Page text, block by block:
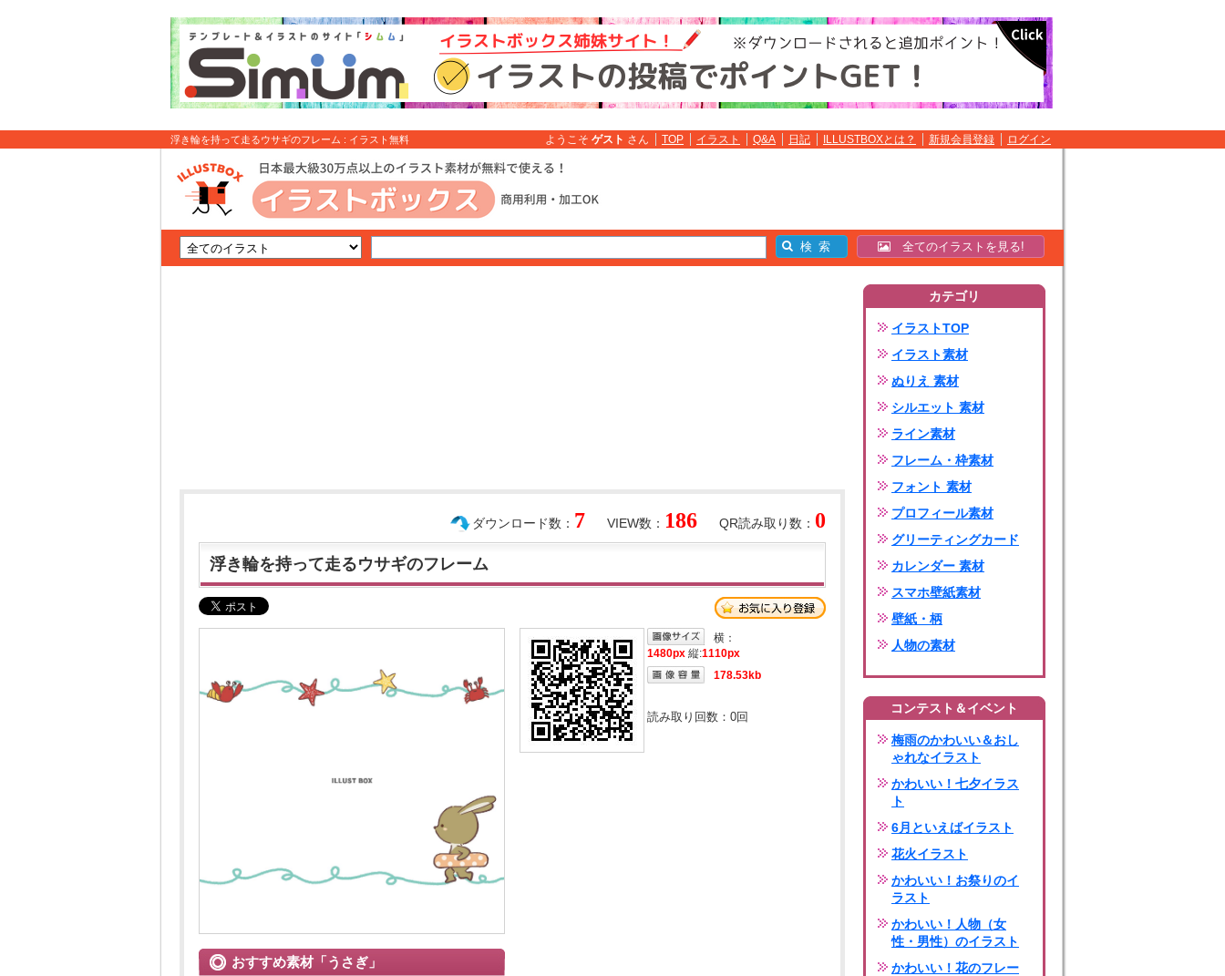
浮き輪を持って走るウサギのフレーム : イラスト無料 ようこそ ゲスト さん TOP イラスト Q&A 日記 ILLUSTBOXとは？ 新規会員登録 ログイン
全てのイラストを見る!
QR読み取り数： 0
VIEW数： 186
ダウンロード数： 7
浮き輪を持って走るウサギのフレーム
おすすめ素材「うさぎ」
横：
1480px 縦:1110px
178.53kb
読み取り回数： 0回
カテゴリ
イラストTOP
イラスト素材
ぬりえ 素材
シルエット 素材
ライン素材
フレーム・枠素材
フォント 素材
プロフィール素材
グリーティングカード
カレンダー 素材
スマホ壁紙素材
壁紙・柄
人物の素材
コンテスト＆イベント
梅雨のかわいい＆おし
ゃれなイラスト
かわいい！七夕イラス
ト
6月といえばイラスト
花火イラスト
かわいい！お祭りのイ
ラスト
かわいい！人物（女
性・男性）のイラスト
かわいい！花のフレー